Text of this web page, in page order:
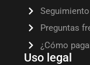
Preguntas
¿Cómo
Uso legal